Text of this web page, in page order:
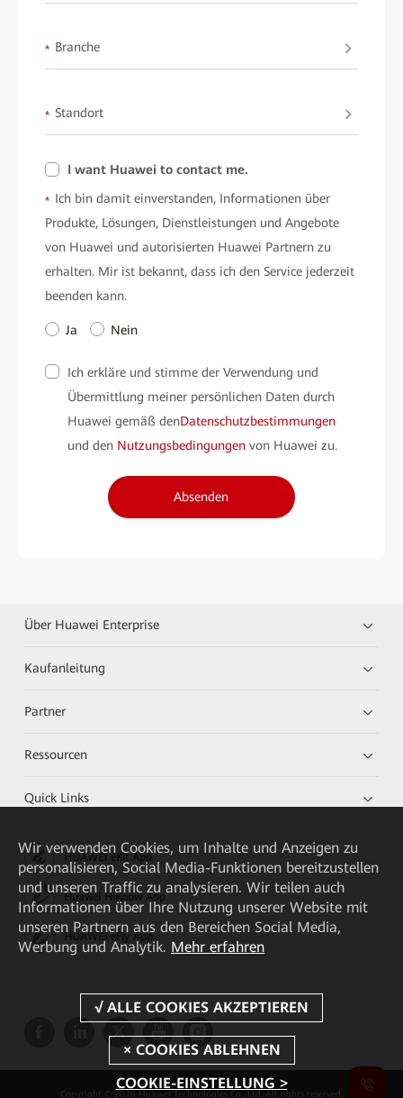
* Branche
* Standort
I want Huawei to contact me.
* Ich bin damit einverstanden, Informationen über
Produkte, Lösungen, Dienstleistungen und Angebote
von Huawei und autorisierten Huawei Partnern zu
erhalten. Mir ist bekannt, dass ich den Service jederzeit
beenden kann.
Ja Nein
Ich erkläre und stimme der Verwendung und
Übermittlung meiner persönlichen Daten durch
Huawei gemäß denDatenschutzbestimmungen
und den Nutzungsbedingungen von Huawei zu.
Absenden
Über Huawei Enterprise
Kaufanleitung
Partner
Ressourcen
Quick Links
HUAWEI eKit App
Huawei HiKnow App
HUAWEI eFly App
Copyright © 2026 Huawei Technologies Co., Ltd. All rights reserved.
Wir verwenden Cookies, um Inhalte und Anzeigen zu
personalisieren, Social Media-Funktionen bereitzustellen
und unseren Traffic zu analysieren. Wir teilen auch
Informationen über Ihre Nutzung unserer Website mit
unseren Partnern aus den Bereichen Social Media,
Werbung und Analytik. Mehr erfahren
COOKIE-EINSTELLUNG >